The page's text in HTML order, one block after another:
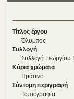
Τίτλος έργου
Όλυμπος
Συλλογή
Συλλογή Γεωργίου
Κύρια χρώματα
Πράσινο
Σύντομη περιγραφή
Τοπιογραφία